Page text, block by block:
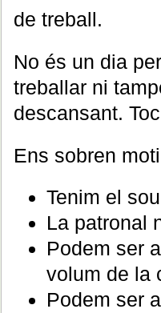
de treball.
No és un dia
treballar ni
descansant.
Ens sobren
Tenim el
La patronal
Podem ser
volum de la
Podem ser